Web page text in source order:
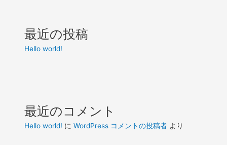
最近の投稿
Hello world!
最近のコメント
Hello world! にWordPress コメントの投稿者 より